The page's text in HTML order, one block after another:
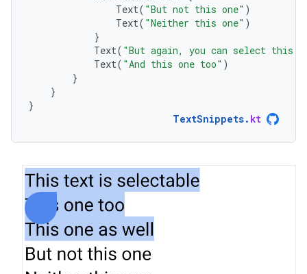
Text( "But not this one" )
Text( "Neither this one" )
}
Text( "But again, you can select this
Text( "And this one too" )
}
}
}
TextSnippets. kt